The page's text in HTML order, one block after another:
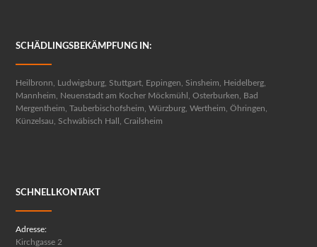
SCHÄDLINGSBEKÄMPFUNG IN:
Heilbronn, Ludwigsburg, Stuttgart, Eppingen, Sinsheim, Heidelberg,
Mannheim, Neuenstadt am Kocher Möckmühl, Osterburken, Bad
Mergentheim, Tauberbischofsheim, Würzburg, Wertheim, Öhringen,
Künzelsau, Schwäbisch Hall, Crailsheim
SCHNELLKONTAKT
Adresse:
Kirchgasse 2